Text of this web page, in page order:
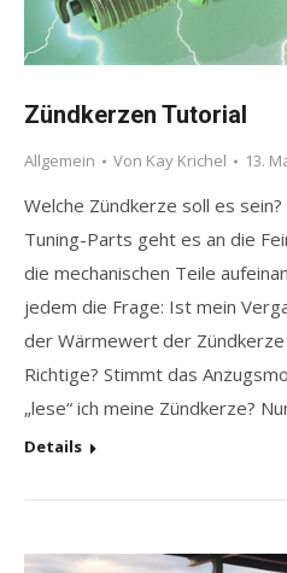
Zündkerzen Tutorial
Allgemein Von Kay Krichel 13.
Welche Zündkerze soll es
Tuning-Parts geht es an die
die mechanischen Teile
jedem die Frage: Ist mein
der Wärmewert der
Richtige? Stimmt das
„lese“ ich meine Zündkerze?
Details